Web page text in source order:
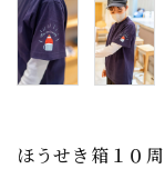
ほうせき箱１０